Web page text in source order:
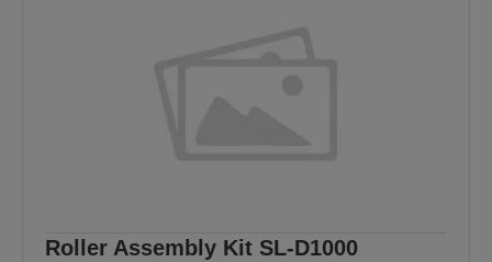
Roller Assembly Kit SL-D1000